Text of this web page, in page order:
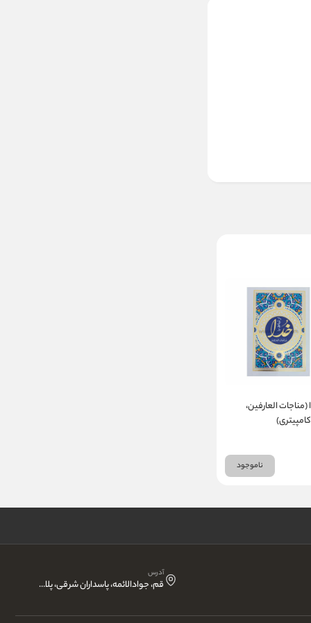
(مناجات العارفین،
ناموجود
آدرس
قم، جوادالائمه، پاسداران شرقی، پلاک 15 ، انتشارات نقش آذین